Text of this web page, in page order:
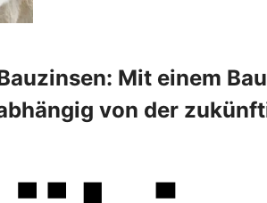
Mit einem
von der